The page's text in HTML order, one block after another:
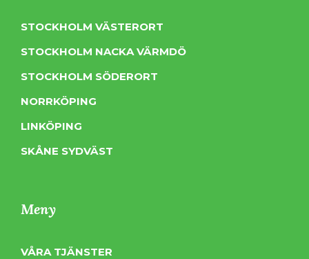
STOCKHOLM VÄSTERORT
STOCKHOLM NACKA VÄRMDÖ
STOCKHOLM SÖDERORT
NORRKÖPING
LINKÖPING
SKÅNE SYDVÄST
Meny
VÅRA TJÄNSTER